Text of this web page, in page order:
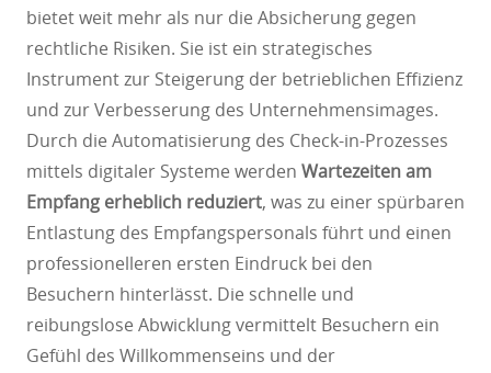
bietet weit mehr als nur die Absicherung gegen
rechtliche Risiken. Sie ist ein strategisches
Instrument zur Steigerung der betrieblichen Effizienz
und zur Verbesserung des Unternehmensimages.
Durch die Automatisierung des Check-in-Prozesses
mittels digitaler Systeme werden Wartezeiten am
Empfang erheblich reduziert, was zu einer spürbaren
Entlastung des Empfangspersonals führt und einen
professionelleren ersten Eindruck bei den
Besuchern hinterlässt. Die schnelle und
reibungslose Abwicklung vermittelt Besuchern ein
Gefühl des Willkommenseins und der